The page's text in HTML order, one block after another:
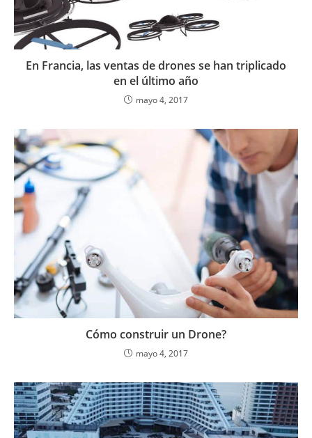
En Francia, las ventas de drones se han triplicado
en el último año
mayo 4, 2017
Cómo construir un Drone?
mayo 4, 2017